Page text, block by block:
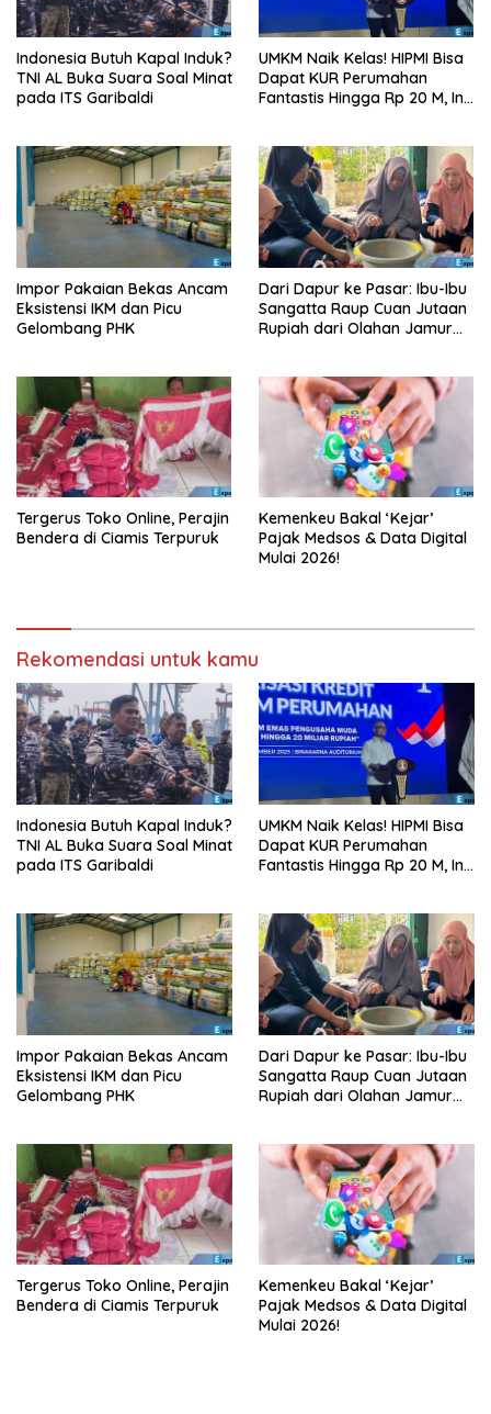
Indonesia Butuh Kapal Induk?
TNI AL Buka Suara Soal Minat
pada ITS Garibaldi
UMKM Naik Kelas! HIPMI Bisa
Dapat KUR Perumahan
Fantastis Hingga Rp 20 M, Ini
Impor Pakaian Bekas Ancam
Eksistensi IKM dan Picu
Gelombang PHK
Dari Dapur ke Pasar: Ibu-Ibu
Sangatta Raup Cuan Jutaan
Rupiah dari Olahan Jamur
Tergerus Toko Online, Perajin
Bendera di Ciamis Terpuruk
Kemenkeu Bakal ‘Kejar’
Pajak Medsos & Data Digital
Mulai 2026!
Rekomendasi untuk kamu
Indonesia Butuh Kapal Induk?
TNI AL Buka Suara Soal Minat
pada ITS Garibaldi
UMKM Naik Kelas! HIPMI Bisa
Dapat KUR Perumahan
Fantastis Hingga Rp 20 M, Ini
Impor Pakaian Bekas Ancam
Eksistensi IKM dan Picu
Gelombang PHK
Dari Dapur ke Pasar: Ibu-Ibu
Sangatta Raup Cuan Jutaan
Rupiah dari Olahan Jamur
Tergerus Toko Online, Perajin
Bendera di Ciamis Terpuruk
Kemenkeu Bakal ‘Kejar’
Pajak Medsos & Data Digital
Mulai 2026!